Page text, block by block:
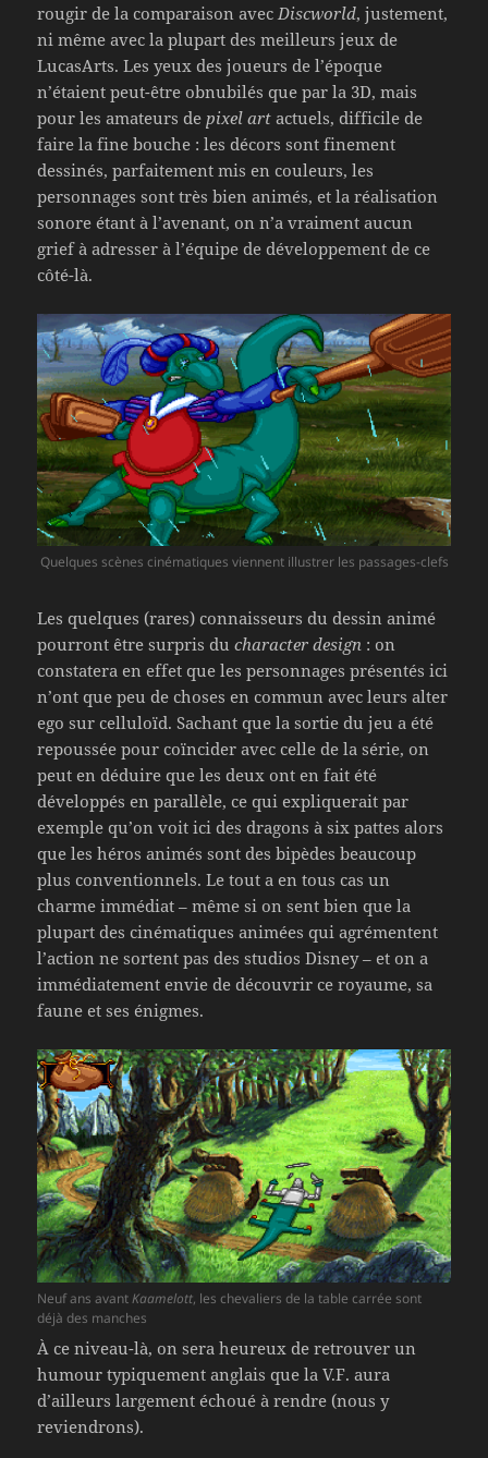
rougir de la comparaison avec Discworld, justement,
ni même avec la plupart des meilleurs jeux de
LucasArts. Les yeux des joueurs de l’époque
n’étaient peut-être obnubilés que par la 3D, mais
pour les amateurs de pixel art actuels, difficile de
faire la fine bouche : les décors sont finement
dessinés, parfaitement mis en couleurs, les
personnages sont très bien animés, et la réalisation
sonore étant à l’avenant, on n’a vraiment aucun
grief à adresser à l’équipe de développement de ce
côté-là.
Quelques scènes cinématiques viennent illustrer les passages-clefs
Les quelques (rares) connaisseurs du dessin animé
pourront être surpris ducharacter design : on
constatera en effet que les personnages présentés ici
n’ont que peu de choses en commun avec leurs alter
ego sur celluloïd. Sachant que la sortie du jeu a été
repoussée pour coïncider avec celle de la série, on
peut en déduire que les deux ont en fait été
développés en parallèle, ce qui expliquerait par
exemple qu’on voit ici des dragons à six pattes alors
que les héros animés sont des bipèdes beaucoup
plus conventionnels. Le tout a en tous cas un
charme immédiat – même si on sent bien que la
plupart des cinématiques animées qui agrémentent
l’action ne sortent pas des studios Disney – et on a
immédiatement envie de découvrir ce royaume, sa
faune et ses énigmes.
Neuf ans avantKaamelott, les chevaliers de la table carrée sont
déjà des manches
À ce niveau-là, on sera heureux de retrouver un
humour typiquement anglais que la V.F. aura
d’ailleurs largement échoué à rendre (nous y
reviendrons).